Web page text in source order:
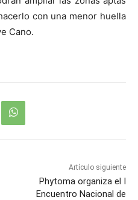
con una menor huella
Cano.
Artículo siguiente
Phytoma organiza el I
Encuentro Nacional de